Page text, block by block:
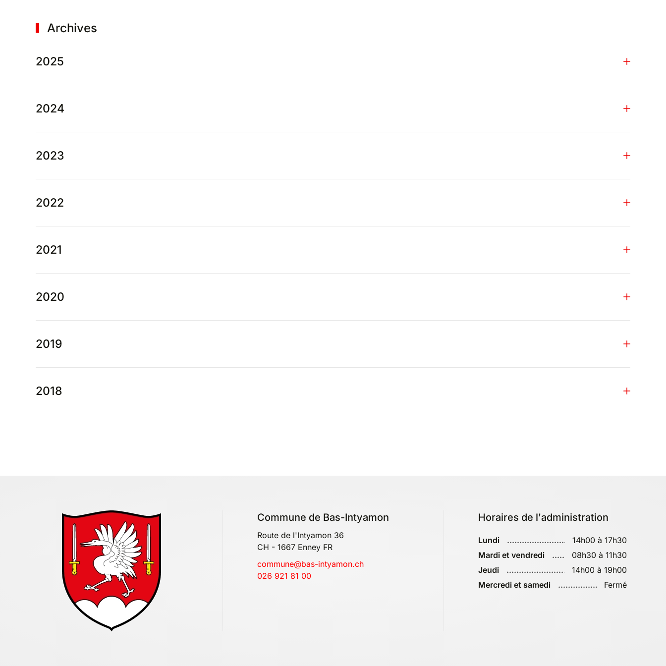
Archives
2025
2024
2023
2022
2021
2020
2019
2018
Commune de Bas-Intyamon
Route de l'Intyamon 36
CH - 1667 Enney FR
commune@bas-intyamon.ch
026 921 81 00
Horaires de l'administration
Lundi
14h00 à 17h30
Mardi et vendredi
08h30 à 11h30
Jeudi
14h00 à 19h00
Mercredi et samedi
Fermé